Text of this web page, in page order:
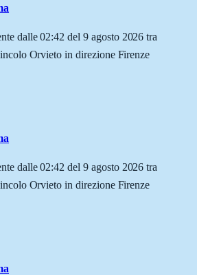
dalle 02:42 del 9 agosto 2026 tra
Orvieto in direzione Firenze
dalle 02:42 del 9 agosto 2026 tra
Orvieto in direzione Firenze